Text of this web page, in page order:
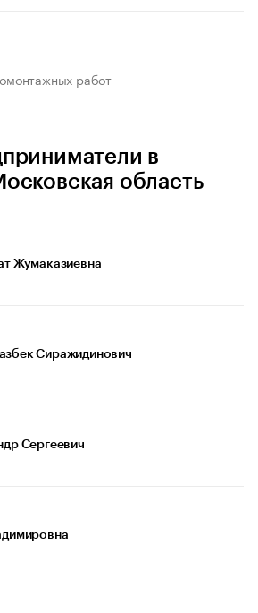
работ
в
область
Жумаказиевна
Сиражидинович
Сергеевич